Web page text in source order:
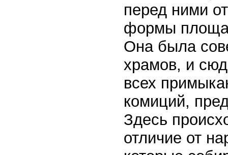
перед ними
формы
Она была
храмов, и
всех
комиций,
Здесь
отличие от